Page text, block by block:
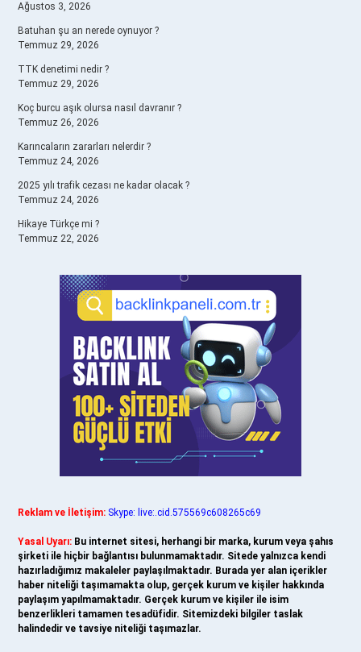
Ağustos 3, 2026
Batuhan şu an nerede oynuyor ?
Temmuz 29, 2026
TTK denetimi nedir ?
Temmuz 29, 2026
Koç burcu aşık olursa nasıl davranır ?
Temmuz 26, 2026
Karıncaların zararları nelerdir ?
Temmuz 24, 2026
2025 yılı trafik cezası ne kadar olacak ?
Temmuz 24, 2026
Hikaye Türkçe mi ?
Temmuz 22, 2026
Reklam ve İletişim: Skype: live:.cid.575569c608265c69
Yasal Uyarı: Bu internet sitesi, herhangi bir marka, kurum veya şahıs
şirketi ile hiçbir bağlantısı bulunmamaktadır. Sitede yalnızca kendi
hazırladığımız makaleler paylaşılmaktadır. Burada yer alan içerikler
haber niteliği taşımamakta olup, gerçek kurum ve kişiler hakkında
paylaşım yapılmamaktadır. Gerçek kurum ve kişiler ile isim
benzerlikleri tamamen tesadüfidir. Sitemizdeki bilgiler taslak
halindedir ve tavsiye niteliği taşımazlar.